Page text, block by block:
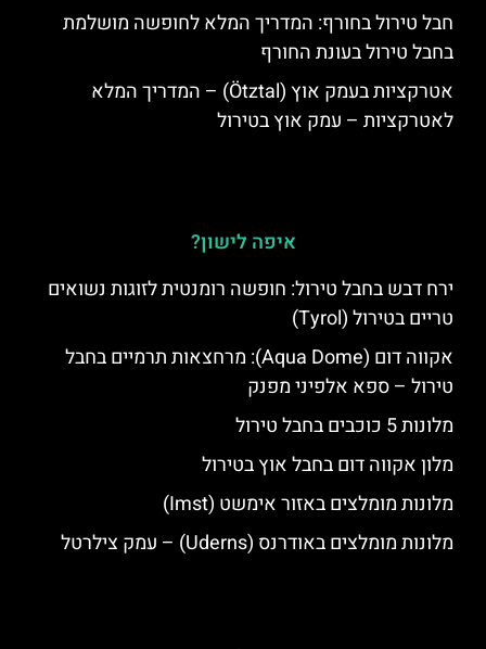
חבל טירול בחורף: המדריך המלא לחופשה מושלמת
בחבל טירול בעונת החורף
אטרקציות בעמק אוץ (Ötztal) – המדריך המלא
לאטרקציות – עמק אוץ בטירול
איפה לישון?
ירח דבש בחבל טירול: חופשה רומנטית לזוגות נשואים
טריים בטירול (Tyrol)
אקווה דום (Aqua Dome): מרחצאות תרמיים בחבל
טירול – ספא אלפיני מפנק
מלונות 5 כוכבים בחבל טירול
מלון אקווה דום בחבל אוץ בטירול
מלונות מומלצים באזור אימשט (Imst)
מלונות מומלצים באודרנס (Uderns) – עמק צילרטל